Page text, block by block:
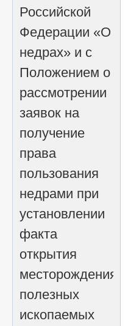
Российской
Федерации «О
недрах» и с
Положением о
рассмотрении
заявок на
получение
права
пользования
недрами при
установлении
факта
открытия
месторождения
полезных
ископаемых